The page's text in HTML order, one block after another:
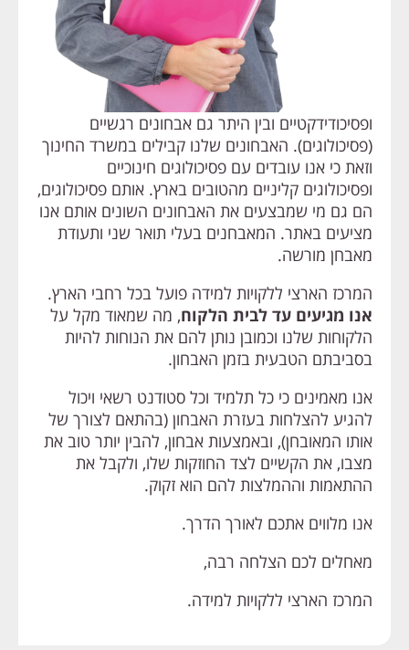
ופסיכודידקטיים ובין היתר גם אבחונים רגשיים
(פסיכולוגים). האבחונים שלנו קבילים במשרד החינוך
וזאת כי אנו עובדים עם פסיכולוגים חינוכיים
ופסיכולוגים קליניים מהטובים בארץ. אותם פסיכולוגים,
הם גם מי שמבצעים את האבחונים השונים אותם אנו
מציעים באתר. המאבחנים בעלי תואר שני ותעודת
מאבחן מורשה.
המרכז הארצי ללקויות למידה פועל בכל רחבי הארץ.
אנו מגיעים עד לבית הלקוח, מה שמאוד מקל על
הלקוחות שלנו וכמובן נותן להם את הנוחות להיות
בסביבתם הטבעית בזמן האבחון.
אנו מאמינים כי כל תלמיד וכל סטודנט רשאי ויכול
להגיע להצלחות בעזרת האבחון (בהתאם לצורך של
אותו המאובחן), ובאמצעות אבחון, להבין יותר טוב את
מצבו, את הקשיים לצד החוזקות שלו, ולקבל את
ההתאמות וההמלצות להם הוא זקוק.
אנו מלווים אתכם לאורך הדרך.
מאחלים לכם הצלחה רבה,
המרכז הארצי ללקויות למידה.